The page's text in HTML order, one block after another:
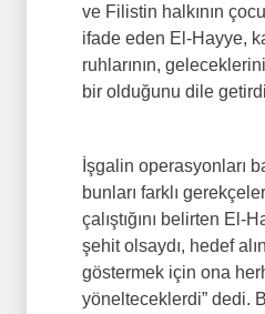
ve Filistin halkının
ifade eden El-Hayye,
ruhlarının,
bir olduğunu dile
İşgalin operasyonları
bunları farklı
çalıştığını belirten El-
şehit olsaydı, hedef
göstermek için ona
yönelteceklerdi” dedi.